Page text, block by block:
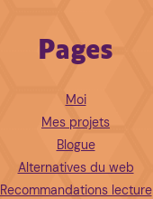
Pages
Moi
Mes projets
Blogue
Alternatives du web
Recommandations lecture